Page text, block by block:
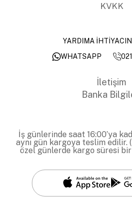
KVKK
YARDIMA
WHATSAPP
İletişim
Banka
İş günlerinde saat 16:00’ya
aynı gün kargoya teslim edilir.
özel günlerde kargo süresi